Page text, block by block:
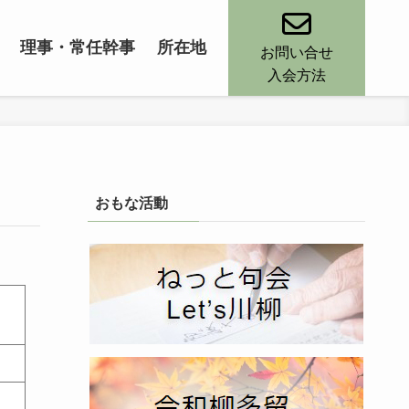
理事・常任幹事 所在地
お問い合せ
入会方法
おもな活動